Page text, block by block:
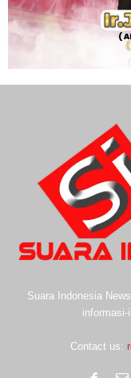
Suara Indonesia
Contact us: